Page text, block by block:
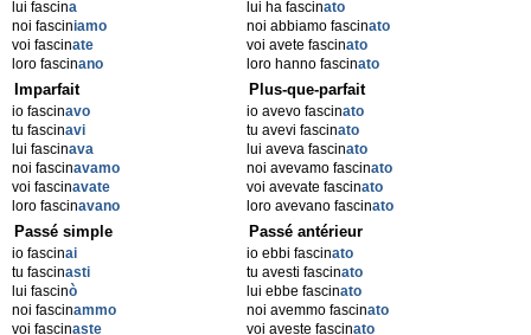
lui fascina
noi fasciniamo
voi fascinate
loro fascinano
lui ha fascinato
noi abbiamo fascinato
voi avete fascinato
loro hanno fascinato
Imparfait
io fascinavo
tu fascinavi
lui fascinava
noi fascinavamo
voi fascinavate
loro fascinavano
Plus-que-parfait
io avevo fascinato
tu avevi fascinato
lui aveva fascinato
noi avevamo fascinato
voi avevate fascinato
loro avevano fascinato
Passé simple
io fascinai
tu fascinasti
lui fascinò
noi fascinammo
voi fascinaste
Passé antérieur
io ebbi fascinato
tu avesti fascinato
lui ebbe fascinato
noi avemmo fascinato
voi aveste fascinato